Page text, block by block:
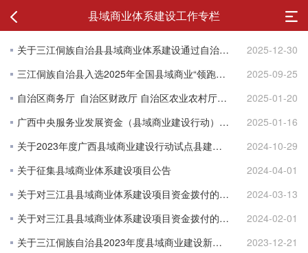
县域商业体系建设工作专栏
关于三江侗族自治县县域商业体系建设通过自治区验收的公示
2025-12-30
三江侗族自治县入选2025年全国县域商业“领跑县”典型案例的公示
2025-09-25
自治区商务厅 自治区财政厅 自治区农业农村厅关于修订《广西县域商业建设行动试点县及项目管理细则》《广西县域商业建设行动资金管理细则》的通知
2025-01-20
广西中央服务业发展资金（县域商业建设行动）转移支付2023年度绩效自评报告
2025-01-16
关于2023年度广西县域商业建设行动试点县建设项目储备库（调整后）的公示
2024-10-29
关于征集县域商业体系建设项目公告
2024-04-01
关于对三江县县域商业体系建设项目资金拨付的公示
2024-03-13
关于对三江县县域商业体系建设项目资金拨付的公示
2024-02-01
关于三江侗族自治县2023年度县域商业建设新增储备项目的公示
2023-12-21